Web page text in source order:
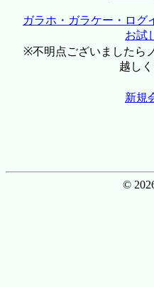
ガラホ・ガラケー・ログ
お試
※不明点ございましたら
越しく
新規
©